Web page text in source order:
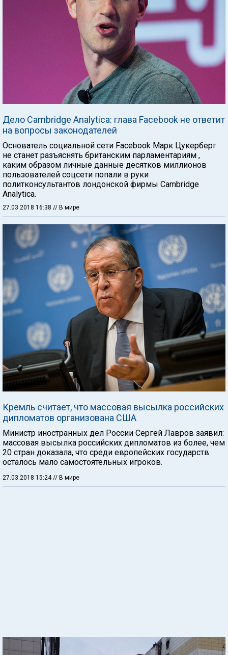
Дело Cambridge Analytica: глава Facebook не ответит
на вопросы законодателей
Основатель социальной сети Facebook Марк Цукерберг
не станет разъяснять британским парламентариям ,
каким образом личные данные десятков миллионов
пользователей соцсети попали в руки
политконсультантов лондонской фирмы Cambridge
Analytica.
27.03.2018 16:38 // В мире
Кремль считает, что массовая высылка российских
дипломатов организована США
Министр иностранных дел России Сергей Лавров заявил:
массовая высылка российских дипломатов из более, чем
20 стран доказала, что среди европейских государств
осталось мало самостоятельных игроков.
27.03.2018 15:24// В мире